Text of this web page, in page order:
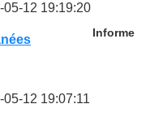
05-12 19:19:20
Informe
05-12 19:07:11